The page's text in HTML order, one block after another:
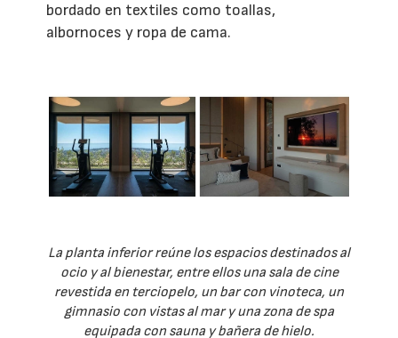
bordado en textiles como toallas,
albornoces y ropa de cama.
La planta inferior reúne los espacios destinados al
ocio y al bienestar, entre ellos una sala de cine
revestida en terciopelo, un bar con vinoteca, un
gimnasio con vistas al mar y una zona de spa
equipada con sauna y bañera de hielo.